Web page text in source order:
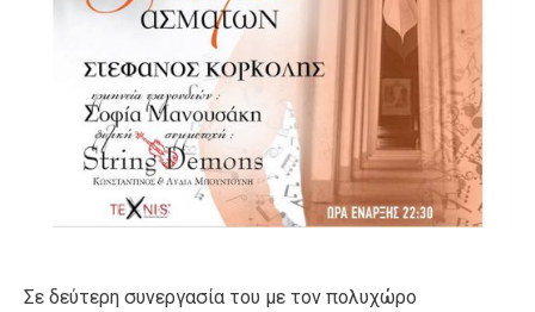
Σε δεύτερη συνεργασία του με τον πολυχώρο